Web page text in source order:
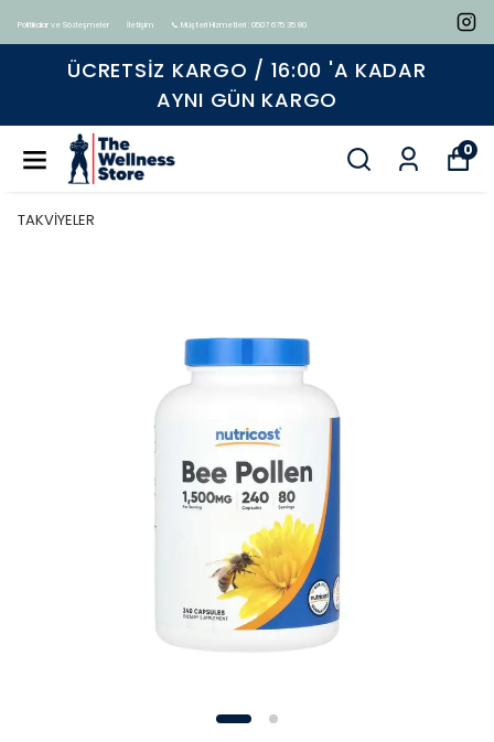
Politikalar ve Sözleşmeler İletişim 📞 Müşteri Hizmetleri : 0507 675 35 80
Tüm ürünlerde geçerli %15 indirim
0
TAKVİYELER